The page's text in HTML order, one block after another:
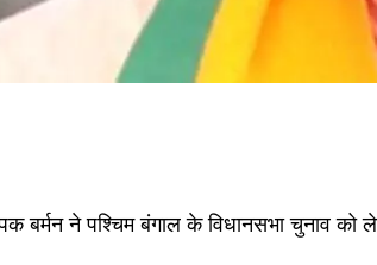
बर्मन ने पश्चिम बंगाल के विधानसभा चुनाव